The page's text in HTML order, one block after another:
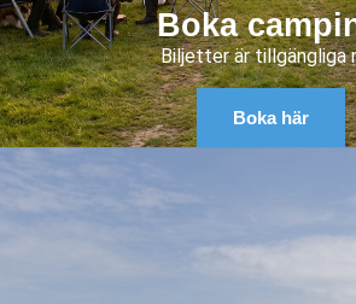
Boka
Biljetter är tillgängliga
Boka här